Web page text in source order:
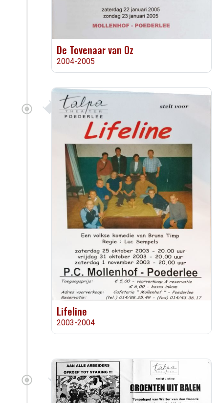
De Tovenaar van Oz
2004-2005
Lifeline
2003-2004